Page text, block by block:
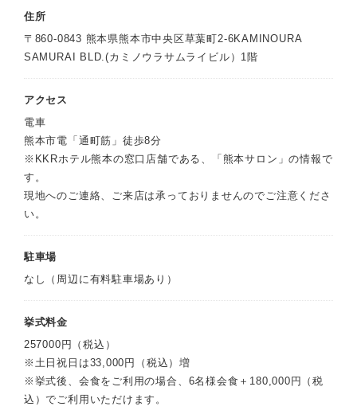
住所
〒860-0843 熊本県熊本市中央区草葉町2-6KAMINOURA
SAMURAI BLD.(カミノウラサムライビル）1階
アクセス
電車
熊本市電「通町筋」徒歩8分
※KKRホテル熊本の窓口店舗である、「熊本サロン」の情報で
す。
現地へのご連絡、ご来店は承っておりませんのでご注意くださ
い。
駐車場
なし（周辺に有料駐車場あり）
挙式料金
257000円（税込）
※土日祝日は33,000円（税込）増
※挙式後、会食をご利用の場合、6名様会食＋180,000円（税
込）でご利用いただけます。